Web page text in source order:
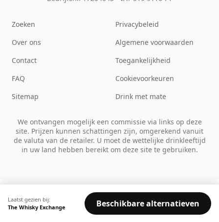
Laatst gezien bij:
The Whisky Exchange
Beschikbare alternatieven
Zoeken
Over ons
Contact
FAQ
Sitemap
Privacybeleid
Algemene voorwaarden
Toegankelijkheid
Cookievoorkeuren
Drink met mate
We ontvangen mogelijk een commissie via links op deze
site. Prijzen kunnen schattingen zijn, omgerekend vanuit
de valuta van de retailer. U moet de wettelijke drinkleeftijd
in uw land hebben bereikt om deze site te gebruiken.